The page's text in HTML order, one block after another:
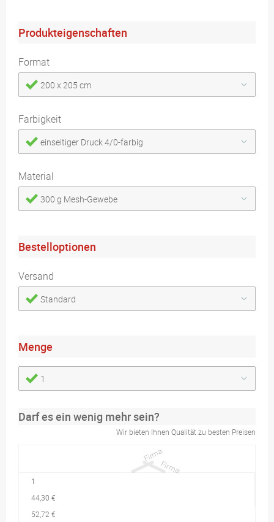
Produkteigenschaften
Format
200 x 205 cm
Farbigkeit
einseitiger Druck 4/0-farbig
Material
300 g Mesh-Gewebe
Bestelloptionen
Versand
Standard
Menge
1
Darf es ein wenig mehr sein?
Wir bieten Ihnen Qualität zu besten Preisen
1
44,30 €
52,72 €